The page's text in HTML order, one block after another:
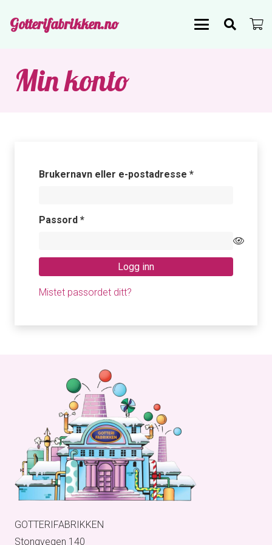
Gotterifabrikken.no
Min konto
Brukernavn eller e-postadresse *Påkrevd
Passord *Påkrevd
Logg inn
Mistet passordet ditt?
GOTTERIFABRIKKEN
Stongvegen 140